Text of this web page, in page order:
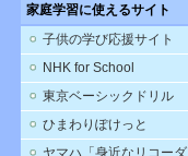
家庭学習に使えるサイト
子供の学び応援サイト
NHK for School
東京ベーシックドリル
ひまわりぽけっと
ヤマハ「身近なリコーダ